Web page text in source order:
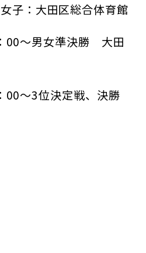
子：大田区総合体育館
00～男女準決勝 大田
00～3位決定戦、決勝